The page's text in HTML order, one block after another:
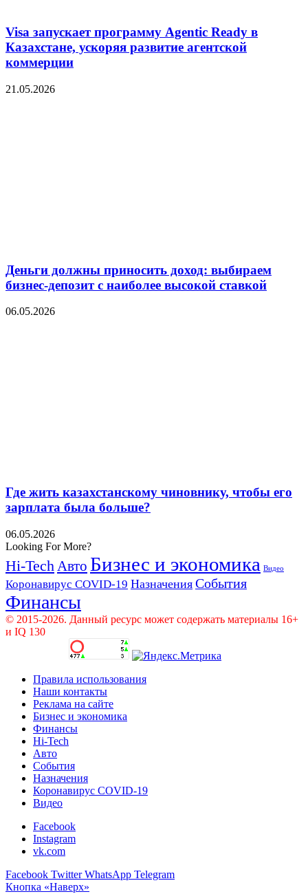
Visa запускает программу Agentic Ready в
Казахстане, ускоряя развитие агентской
коммерции
21.05.2026
Деньги должны приносить доход: выбираем
бизнес-депозит с наиболее высокой ставкой
06.05.2026
Где жить казахстанскому чиновнику, чтобы его
зарплата была больше?
06.05.2026
Looking For More?
Hi-Tech Авто Бизнес и экономика Видео
Коронавирус COVID-19 Назначения События
Финансы
© 2015-2026. Данный ресурс может содержать материалы 16+
и IQ 130
Правила использования
Наши контакты
Реклама на сайте
Бизнес и экономика
Финансы
Hi-Tech
Авто
События
Назначения
Коронавирус COVID-19
Видео
Facebook
Instagram
vk.com
Facebook Twitter WhatsApp Telegram
Кнопка «Наверх»